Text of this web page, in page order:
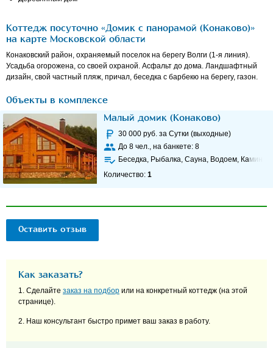
Коттедж посуточно «Домик с панорамой (Конаково)»
на карте Московской области
Конаковский район, охраняемый поселок на берегу Волги (1-я линия).
Усадьба огорожена, со своей охраной. Асфальт до дома. Ландшафтный
дизайн, свой частный пляж, причал, беседка с барбекю на берегу, газон.
Объекты в комплексе
Малый домик (Конаково)
30 000 руб. за Сутки (выходные)
До 8 чел., на банкете: 8
Беседка, Рыбалка, Сауна, Водоем, Камин
Количество: 1
Оставить отзыв
Как заказать?
1. Сделайте заказ на подбор или на конкретный коттедж (на этой
странице).
2. Наш консультант быстро примет ваш заказ в работу.